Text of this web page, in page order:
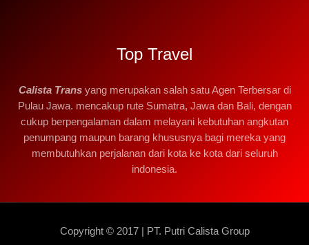
Top Travel
Calista Transyang merupakan salah satu Agen Terbersar di
Pulau Jawa. mencakup rute Sumatra, Jawa dan Bali, dengan
cukup berpengalaman dalam melayani kebutuhan angkutan
penumpang maupun barang khususnya bagi mereka yang
membutuhkan perjalanan dari kota ke kota dari seluruh
indonesia.
Copyright © 2017 | PT. Putri Calista Group